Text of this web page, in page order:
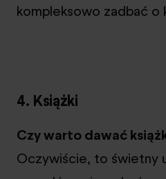
kompleksowo zadbać o
4. Książki
Czy warto dawać
Oczywiście, to świetny